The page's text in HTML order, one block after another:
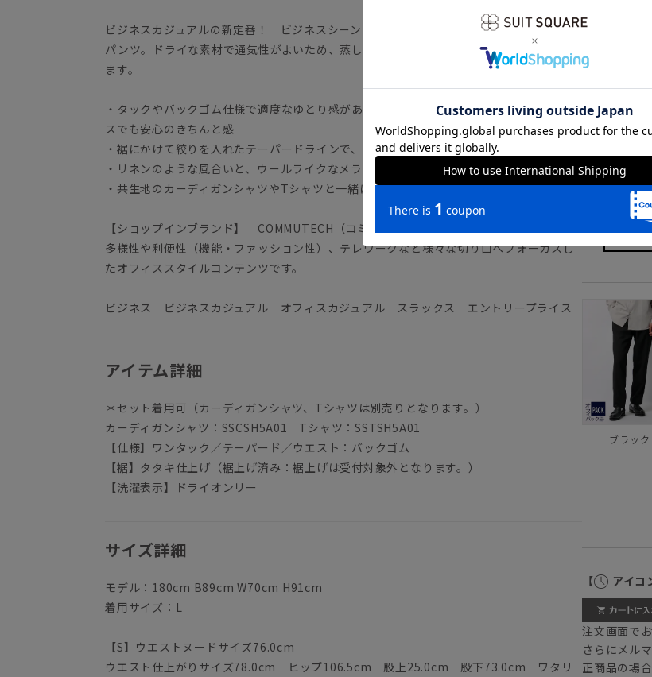
ビジネスカジュアルの新定番！ ビジネスシーンにも対応できる上品で快適なテーパード
パンツ。ドライな素材で通気性がよいため、蒸し暑い電車やオフィスでも快適に着用出来
ます。
・タックやバックゴム仕様で適度なゆとり感がありながら、オーバーサイズ過ぎずオフィ
スでも安心のきちんと感
・裾にかけて絞りを入れたテーパードラインで、すっきりとしたクリーンなシルエットに
・リネンのような風合いと、ウールライクなメランジ感を持つハイテクポリエステル素材
・共生地のカーディガンシャツやTシャツと一緒に着用すれば、セットアップとしても活躍
【ショップインブランド】 COMMUTECH（コミューテック）
多様性や利便性（機能・ファッション性）、テレワークなど様々な切り口へフォーカスし
たオフィススタイルコンテンツです。
ビジネス ビジネスカジュアル オフィスカジュアル スラックス エントリープライス
アイテム詳細
＊セット着用可（カーディガンシャツ、Tシャツは別売りとなります。）
カーディガンシャツ：SSCSH5A01 Tシャツ：SSTSH5A01
【仕様】ワンタック／テーパード／ウエスト：バックゴム
【裾】タタキ仕上げ（裾上げ済み：裾上げは受付対象外となります。）
【洗濯表示】ドライオンリー
サイズ詳細
モデル：180cm B89cm W70cm H91cm
着用サイズ：L
【S】ウエストヌードサイズ76.0cm
ウエスト仕上がりサイズ78.0cm ヒップ106.5cm 股上25.0cm 股下73.0cm ワタリ
カラー
ブラック
ブラック
【 アイコ
注文画面で
さらにメル
正商品の場